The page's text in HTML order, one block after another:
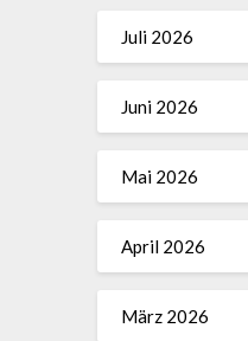
Juli 2026
Juni 2026
Mai 2026
April 2026
März 2026